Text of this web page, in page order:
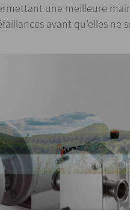
une meilleure
avant qu’elles ne